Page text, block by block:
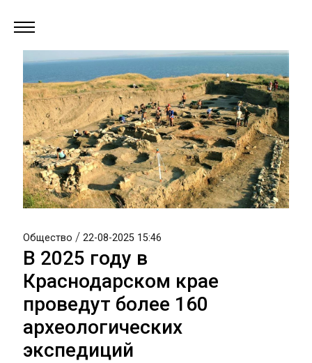
Общество / 22-08-2025 15:46
В 2025 году в
Краснодарском крае
проведут более 160
археологических
экспедиций